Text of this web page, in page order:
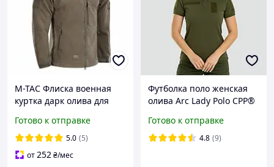
М-ТАС Флиска военная
куртка дарк олива для
GEN.II
Готово к отправке
5.0 (5)
от252₴/мес
Футболка поло женская
олива Arc Lady Polo CPP®
Готово к отправке
4.8 (9)